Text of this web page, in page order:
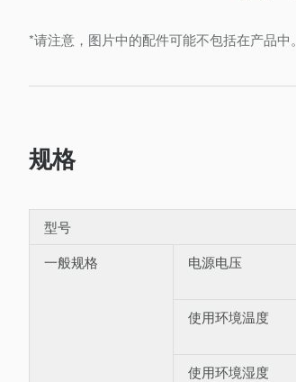
*请注意，图片中的配件可能不包括在产品中。
规格
型号
一般规格
电源电压
使用环境温度
使用环境湿度